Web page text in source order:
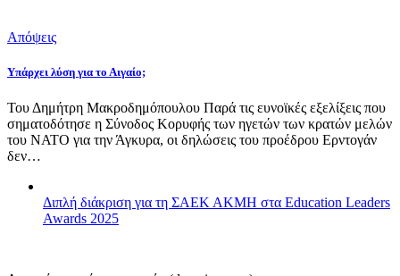
Απόψεις
Υπάρχει λύση για το Αιγαίο;
Του Δημήτρη Μακροδημόπουλου Παρά τις ευνοϊκές εξελίξεις που
σηματοδότησε η Σύνοδος Κορυφής των ηγετών των κρατών μελών
του ΝΑΤΟ για την Άγκυρα, οι δηλώσεις του προέδρου Ερντογάν
δεν…
Διπλή διάκριση για τη ΣΑΕΚ ΑΚΜΗ στα Education Leaders
Awards 2025